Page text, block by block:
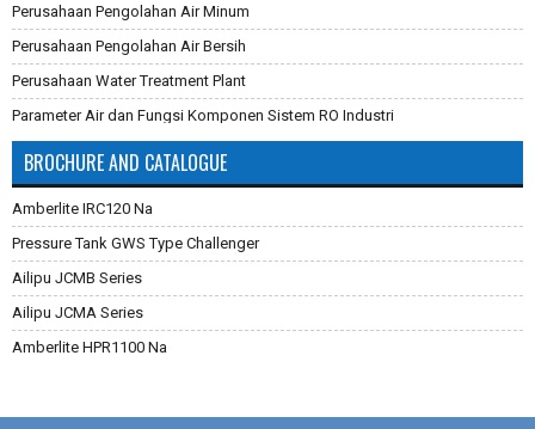
Perusahaan Pengolahan Air Minum
Perusahaan Pengolahan Air Bersih
Perusahaan Water Treatment Plant
Parameter Air dan Fungsi Komponen Sistem RO Industri
Cara Mengganti Karet Membran Pressure Tank
Membran Filtrasi
Sistem Reverse Osmosis dan Cara Kerjanya
Cara Menghilangkan Zat Besi Pada Air
Aplikasi Teknologi Membran Pada Pengolahan Air
Filter Air Industri dan Komersial
BROCHURE AND CATALOGUE
Amberlite IRC120 Na
Pressure Tank GWS Type Challenger
Ailipu JCMB Series
Ailipu JCMA Series
Amberlite HPR1100 Na
Jacobi Aquasorb 2000